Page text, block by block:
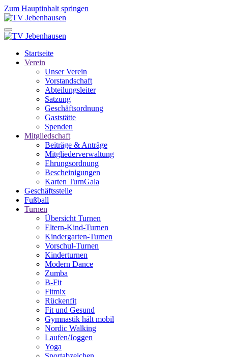
Zum Hauptinhalt springen
Startseite
Verein
Unser Verein
Vorstandschaft
Abteilungsleiter
Satzung
Geschäftsordnung
Gaststätte
Spenden
Mitgliedschaft
Beiträge & Anträge
Mitgliederverwaltung
Ehrungsordnung
Bescheinigungen
Karten TurnGala
Geschäftsstelle
Fußball
Turnen
Übersicht Turnen
Eltern-Kind-Turnen
Kindergarten-Turnen
Vorschul-Turnen
Kinderturnen
Modern Dance
Zumba
B-Fit
Fitmix
Rückenfit
Fit und Gesund
Gymnastik hält mobil
Nordic Walking
Laufen/Joggen
Yoga